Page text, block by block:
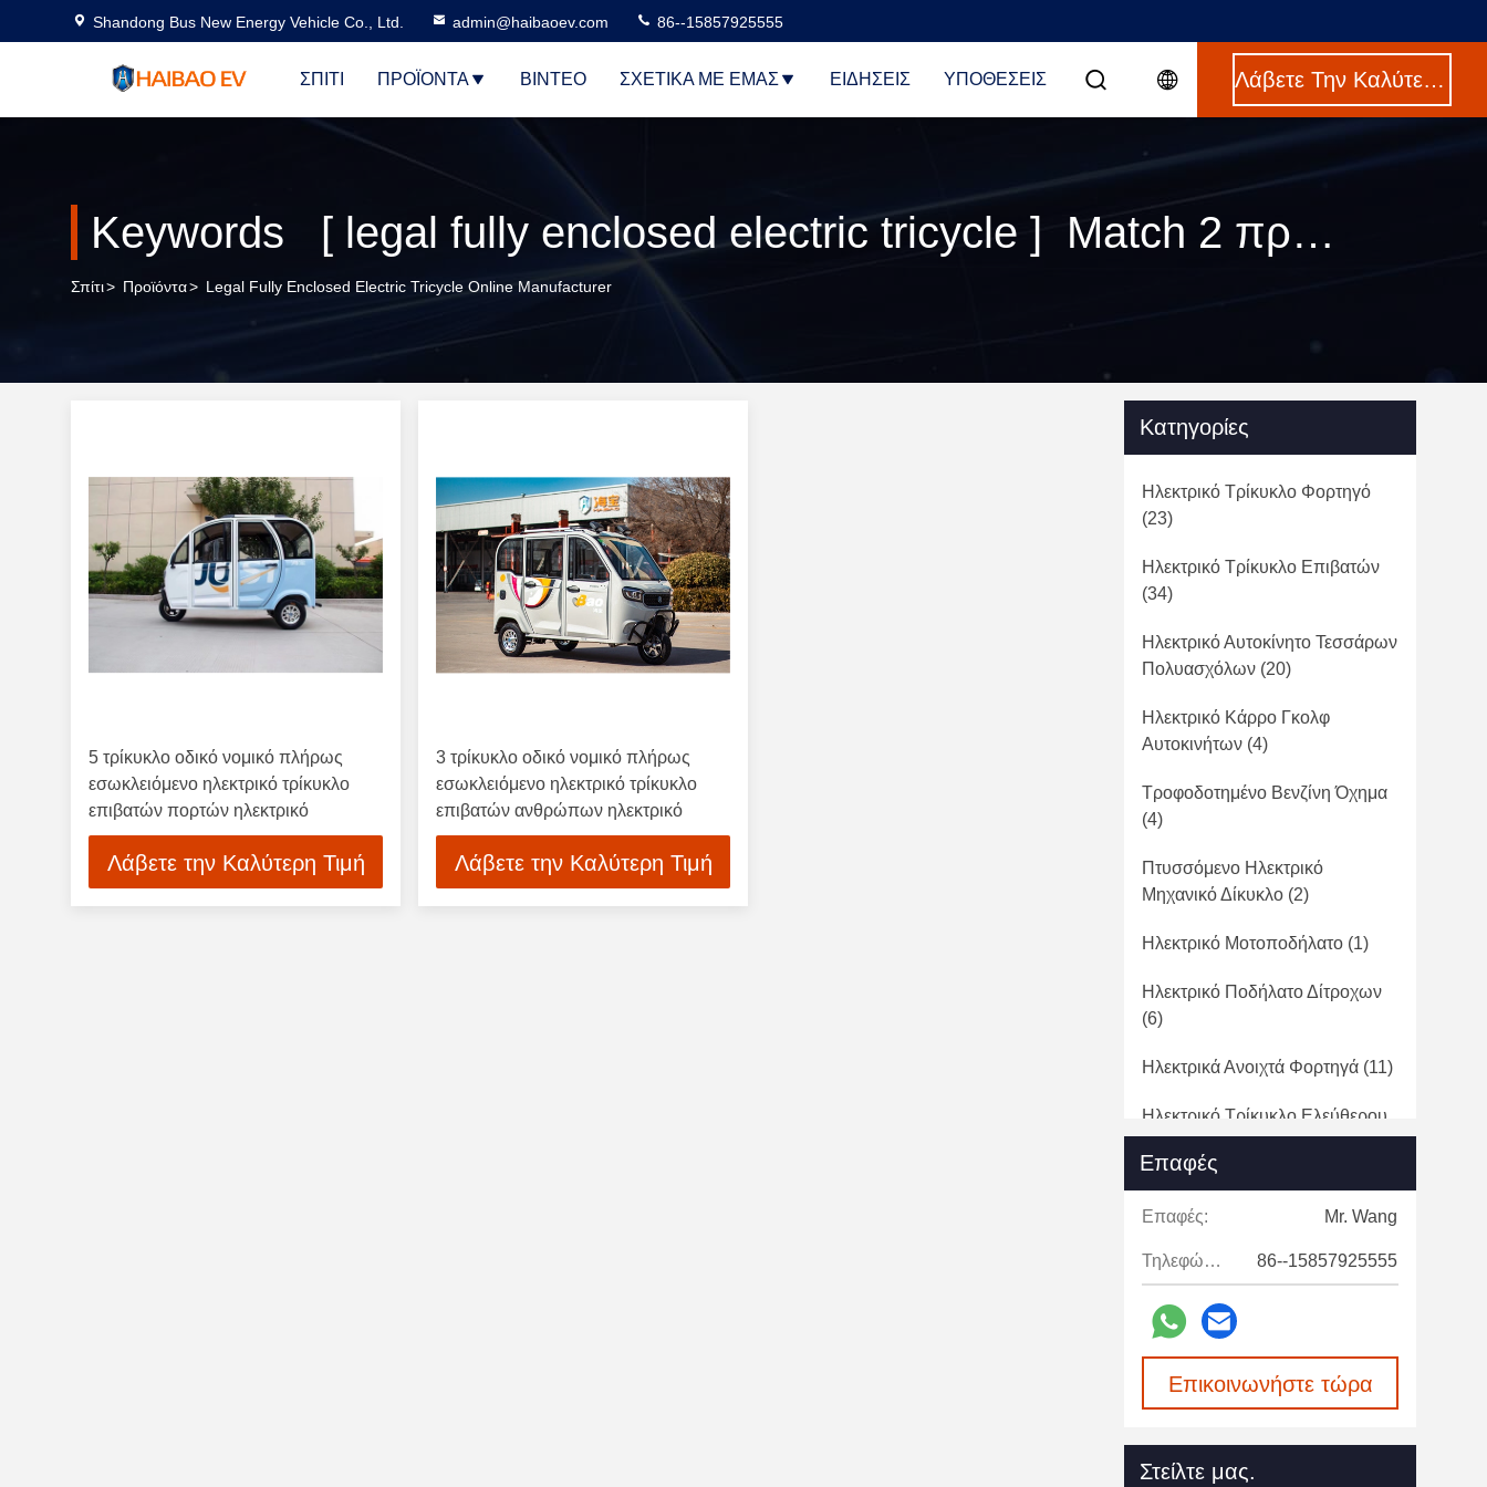
Shandong Bus New Energy Vehicle Co., Ltd. admin@haibaoev.com 86--15857925555
ΣΠΊΤΙ ΠΡΟΪΌΝΤΑ ΒΊΝΤΕΟ ΣΧΕΤΙΚΆ ΜΕ ΕΜΆΣ ΕΙΔΉΣΕΙΣ ΥΠΟΘΈΣΕΙΣ Λάβετε Την Καλύτερη Τιμή
Keywords [ legal fully enclosed electric tricycle ] Match 2 προϊόντα
Σπίτι> Προϊόντα> Legal Fully Enclosed Electric Tricycle Online Manufacturer
5 τρίκυκλο οδικό νομικό πλήρως
εσωκλειόμενο ηλεκτρικό τρίκυκλο
επιβατών πορτών ηλεκτρικό
Λάβετε την Καλύτερη Τιμή
3 τρίκυκλο οδικό νομικό πλήρως
εσωκλειόμενο ηλεκτρικό τρίκυκλο
επιβατών ανθρώπων ηλεκτρικό
Λάβετε την Καλύτερη Τιμή
Κατηγορίες
Ηλεκτρικό Τρίκυκλο Φορτηγό
(23)
Ηλεκτρικό Τρίκυκλο Επιβατών
(34)
Ηλεκτρικό Αυτοκίνητο Τεσσάρων
Πολυασχόλων (20)
Ηλεκτρικό Κάρρο Γκολφ
Αυτοκινήτων (4)
Τροφοδοτημένο Βενζίνη Όχημα
(4)
Πτυσσόμενο Ηλεκτρικό
Μηχανικό Δίκυκλο (2)
Ηλεκτρικό Μοτοποδήλατο (1)
Ηλεκτρικό Ποδήλατο Δίτροχων
(6)
Ηλεκτρικά Ανοιχτά Φορτηγά (11)
Ηλεκτρικό Τρίκυκλο Ελεύθερου
Χρόνου(3)
ATV UTV(11)
Camper Van RV Motorhome(2)
Ηλεκτρικό Τρίκυκλο Παράδοσης
(1)
Ηλεκτρικό Όχημα Υγιεινής(1)
Όχημα Μεταφορών Κρύων
Επαφές
Επαφές: Mr. Wang
Τηλεφώνημα: 86--15857925555
Επικοινωνήστε τώρα
Στείλτε μας.